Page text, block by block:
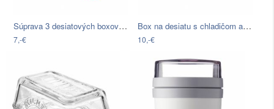
Súprava 3 desiatových boxov Rex London…
7,-€
Box na desiatu s chladičom a príborom…
10,-€